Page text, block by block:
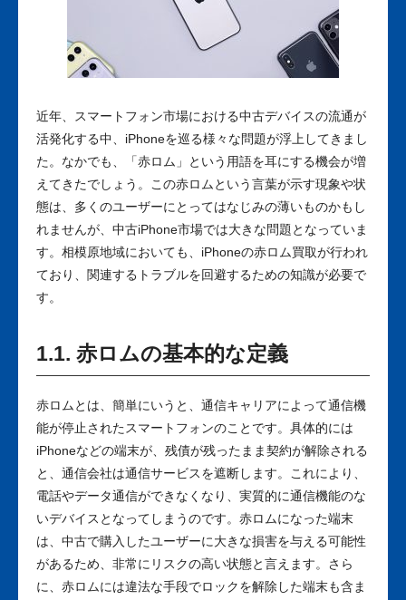
近年、スマートフォン市場における中古デバイスの流通が
活発化する中、iPhoneを巡る様々な問題が浮上してきまし
た。なかでも、「赤ロム」という用語を耳にする機会が増
えてきたでしょう。この赤ロムという言葉が示す現象や状
態は、多くのユーザーにとってはなじみの薄いものかもし
れませんが、中古iPhone市場では大きな問題となっていま
す。相模原地域においても、iPhoneの赤ロム買取が行われ
ており、関連するトラブルを回避するための知識が必要で
す。
1.1. 赤ロムの基本的な定義
赤ロムとは、簡単にいうと、通信キャリアによって通信機
能が停止されたスマートフォンのことです。具体的には
iPhoneなどの端末が、残債が残ったまま契約が解除される
と、通信会社は通信サービスを遮断します。これにより、
電話やデータ通信ができなくなり、実質的に通信機能のな
いデバイスとなってしまうのです。赤ロムになった端末
は、中古で購入したユーザーに大きな損害を与える可能性
があるため、非常にリスクの高い状態と言えます。さら
に、赤ロムには違法な手段でロックを解除した端末も含ま